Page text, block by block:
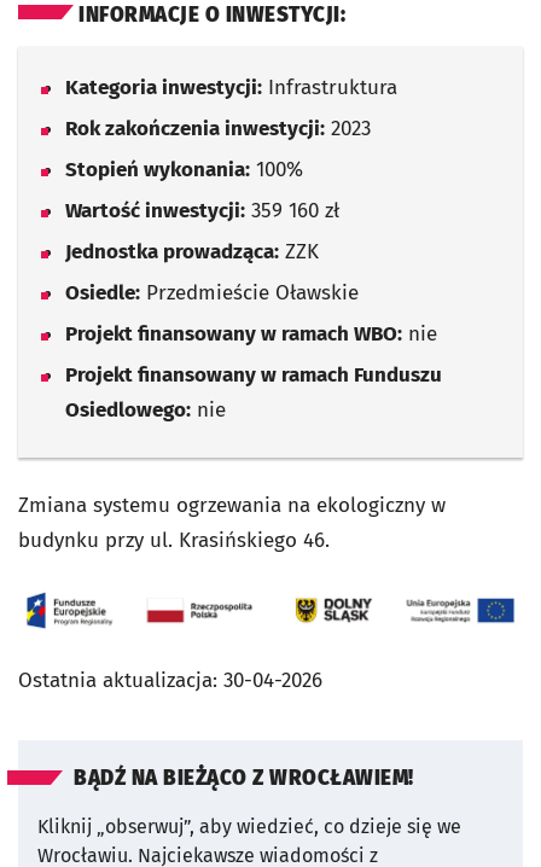
INFORMACJE O INWESTYCJI:
Kategoria inwestycji: Infrastruktura
Rok zakończenia inwestycji: 2023
Stopień wykonania: 100%
Wartość inwestycji: 359 160 zł
Jednostka prowadząca: ZZK
Osiedle: Przedmieście Oławskie
Projekt finansowany w ramach WBO: nie
Projekt finansowany w ramach Funduszu
Osiedlowego: nie
Zmiana systemu ogrzewania na ekologiczny w
budynku przy ul. Krasińskiego 46.
Ostatnia aktualizacja: 30-04-2026
BĄDŹ NA BIEŻĄCO Z WROCŁAWIEM!
Kliknij „obserwuj”, aby wiedzieć, co dzieje się we
Wrocławiu. Najciekawsze wiadomości z